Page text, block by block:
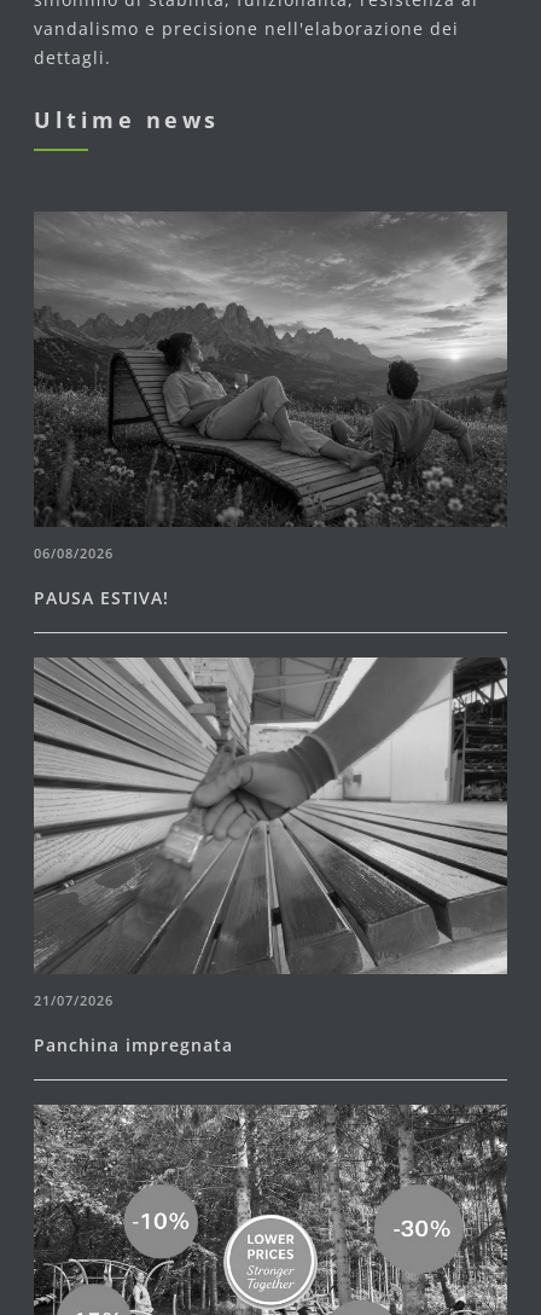
vandalismo e precisione nell'elaborazione dei
dettagli.
Ultime news
06/08/2026
PAUSA ESTIVA!
21/07/2026
Panchina impregnata